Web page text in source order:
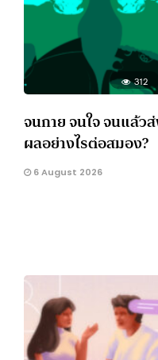
312
จนกาย จนใจ จนแล้ว
ผลอย่างไรต่อสมอง?
6 August 2026